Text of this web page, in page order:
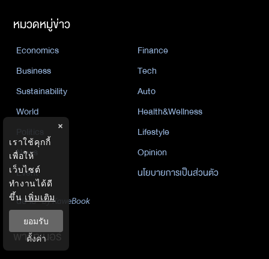
หมวดหมู่ข่าว
Economics
Finance
Business
Tech
Sustainability
Auto
World
Health&Wellness
Lifestyle
News
Opinion
Event
นโยบายการเป็นส่วนตัว
นิยาย by KaweBook
พาร์ทเนอร์
×
เราใช้คุกกี้
เพื่อให้
เว็บไซต์
ทำงานได้ดี
ขึ้น เพิ่มเติม
ยอมรับ
ตั้งค่า